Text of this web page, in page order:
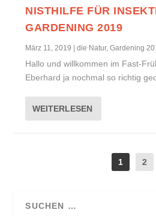
NISTHILFE FÜR
GARDENING 2019
März 11, 2019 |die Natur,Gardening
Hallo und willkommen im Fast-
Eberhard ja nochmal so richtig
WEITERLESEN
1 2